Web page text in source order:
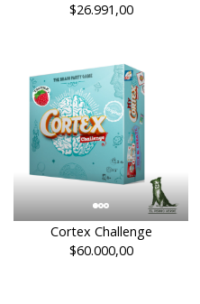
$26.991,00
Cortex Challenge
$60.000,00